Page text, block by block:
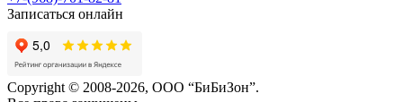
Записаться онлайн
Copyright © 2008-2026, ООО “БиБиЗон”.